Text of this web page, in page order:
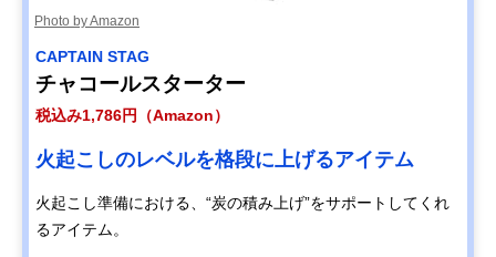
Photo by Amazon
CAPTAIN STAG
チャコールスターター
税込み1,786円（Amazon）
火起こしのレベルを格段に上げるアイテム
火起こし準備における、“炭の積み上げ”をサポートしてくれ
るアイテム。